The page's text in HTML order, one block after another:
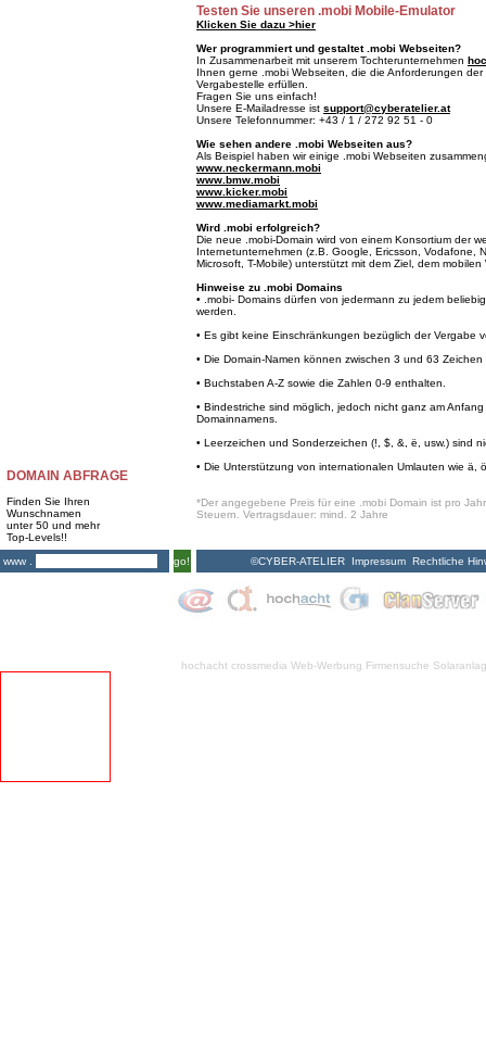
DOMAIN ABFRAGE
Finden Sie Ihren
Wunschnamen
unter 50 und mehr
Top-Levels!!
www .
go!
Testen Sie unseren .mobi Mobile-Emulator
Klicken Sie dazu >hier
Wer programmiert und gestaltet .mobi Webseiten?
In Zusammenarbeit mit unserem Tochterunternehmen
Ihnen gerne .mobi Webseiten, die die Anforderungen
Vergabestelle erfüllen.
Fragen Sie uns einfach!
Unsere E-Mailadresse ist support@cyberatelier.at
Unsere Telefonnummer: +43 / 1 / 272 92 51 - 0
Wie sehen andere .mobi Webseiten aus?
Als Beispiel haben wir einige .mobi Webseiten
www.neckermann.mobi
www.bmw.mobi
www.kicker.mobi
www.mediamarkt.mobi
Wird .mobi erfolgreich?
Die neue .mobi-Domain wird von einem Konsortium der
Internetunternehmen (z.B. Google, Ericsson, Vodafone,
Microsoft, T-Mobile) unterstützt mit dem Ziel, dem
Hinweise zu .mobi Domains
• .mobi- Domains dürfen von jedermann zu jedem
werden.
• Es gibt keine Einschränkungen bezüglich der Vergabe
• Die Domain-Namen können zwischen 3 und 63
• Buchstaben A-Z sowie die Zahlen 0-9 enthalten.
• Bindestriche sind möglich, jedoch nicht ganz am
Domainnamens.
• Leerzeichen und Sonderzeichen (!, $, &, ë, usw.) sind
• Die Unterstützung von internationalen Umlauten wie ä,
*Der angegebene Preis für eine .mobi Domain ist pro
Steuern. Vertragsdauer: mind. 2 Jahre
©CYBER-ATELIER Impressum Rechtliche
hochacht crossmedia Web-Werbung Firmensuche